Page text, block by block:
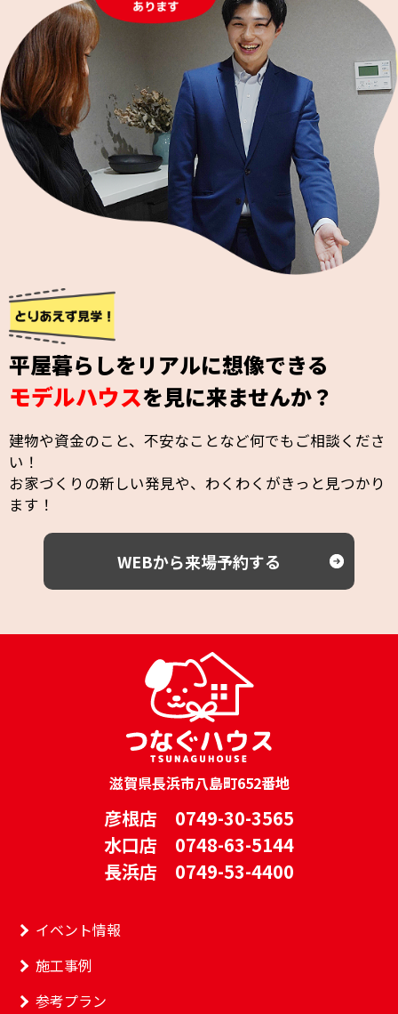
平屋暮らしをリアルに想像できる
モデルハウスを見に来ませんか？
建物や資金のこと、不安なことなど何でもご相談くださ
い！
お家づくりの新しい発見や、わくわくがきっと見つかり
ます！
WEBから来場予約する
滋賀県長浜市八島町652番地
彦根店 0749-30-3565
水口店 0748-63-5144
長浜店 0749-53-4400
イベント情報
施工事例
参考プラン